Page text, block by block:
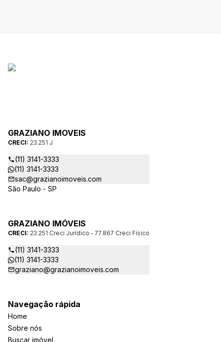
GRAZIANO IMOVEIS
CRECI: 23.251 J
(11) 3141-3333
(11) 3141-3333
sac@grazianoimoveis.com
São Paulo - SP
GRAZIANO IMÓVEIS
CRECI: 23.251 Creci Jurídico - 77.867 Creci Físico
(11) 3141-3333
(11) 3141-3333
graziano@grazianoimoveis.com
Navegação rápida
Home
Sobre nós
Buscar imóvel